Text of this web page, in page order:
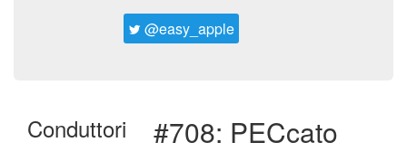
@easy_apple
Conduttori #708: PECcato